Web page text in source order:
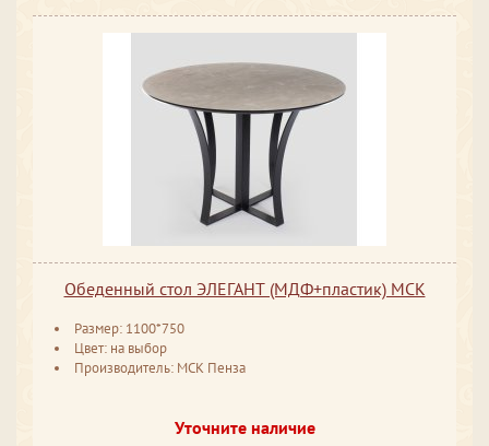
Обеденный стол ЭЛЕГАНТ (МДФ+пластик) МСК
Размер: 1100*750
Цвет: на выбор
Производитель: МСК Пенза
Уточните наличие